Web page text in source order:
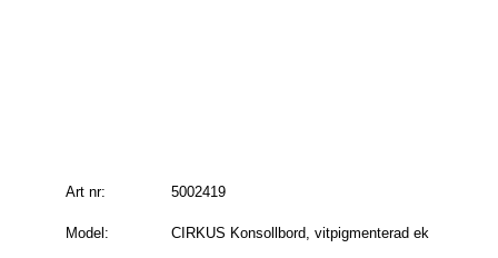
Art nr: 5002419
Model: CIRKUS Konsollbord, vitpigmenterad ek